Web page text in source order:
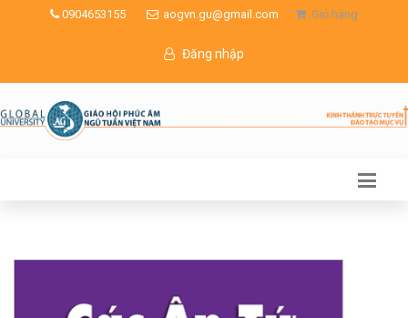
0904653155 aogvn.gu@gmail.com Giỏ hàng
Đăng nhập